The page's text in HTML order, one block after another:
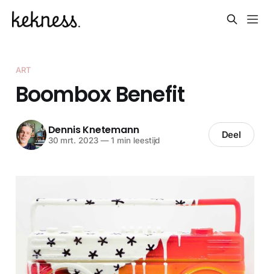
ART
Boombox Benefit
Dennis Knetemann
30 mrt. 2023 —1 min leestijd Deel